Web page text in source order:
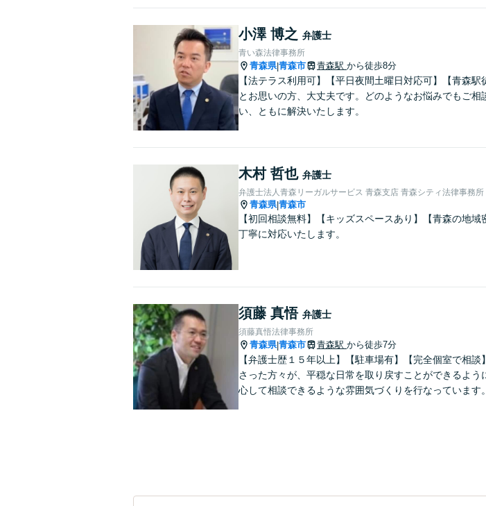
小澤 博之 弁護士
青い森法律事務所
青森県|青森市 青森駅 から徒歩8分
【法テラス利用可】【平日夜間土曜日対応可】【青森
とお思いの方、大丈夫です。どのようなお悩みでもご
い、ともに解決いたします。
木村 哲也 弁護士
弁護士法人青森リーガルサービス 青森支店 青森シティ法律事務所
青森県|青森市
【初回相談無料】【キッズスペースあり】【青森の地
丁寧に対応いたします。
須藤 真悟 弁護士
須藤真悟法律事務所
青森県|青森市 青森駅 から徒歩7分
【弁護士歴１５年以上】【駐車場有】【完全個室で相
さった方々が、平穏な日常を取り戻すことができるよ
心して相談できるような雰囲気づくりを行なっています。